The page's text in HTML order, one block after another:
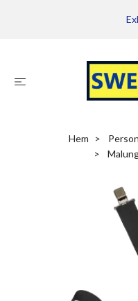
Hem